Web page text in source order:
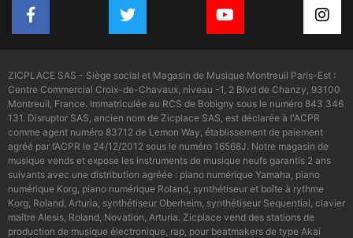
ZICPLACE SAS - Siège social et Magasin de Musique Montreuil Paris-Est :
Centre Commercial Croix-de-Chavaux, niveau -1, 2 Blvd de Chanzy, 93100
Montreuil, France. Immatriculée au RCS de Bobigny sous le numéro 843 346
131. Disruptor SAS, ancien nom de Zicplace SAS, est déclarée à l'ACPR
comme agent numéro 83712 de Lemon Way, établissement de paiement
agréé par l’ACPR le 24/12/2012 sous le numéro 16568J. Notre magasin de
musique vends et expose les instruments de musique neufs garantis 2 ans
suivants avec une distribution agréée : piano numérique Yamaha, piano
numérique Korg, piano numérique Roland, synthétiseur et boîte à rythme
Korg, Roland, Arturia, synthétiseur Oberheim, synthétiseur Sequential, clavier
maître Alesis, Roland, Novation, Arturia. Zicplace vend des stations de
production de musique électronique, rap, pour beatmakers de type Akai